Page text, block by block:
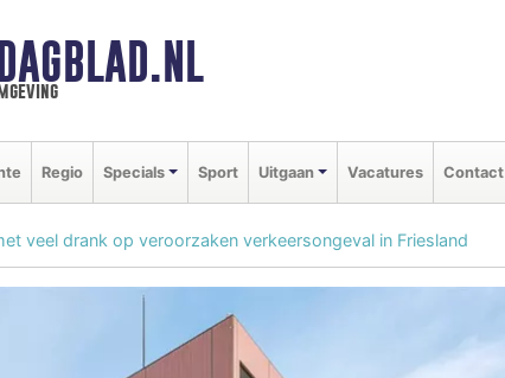
Regio Specials Sport Uitgaan Vacatures Contact
veel drank op veroorzaken verkeersongeval in Friesland